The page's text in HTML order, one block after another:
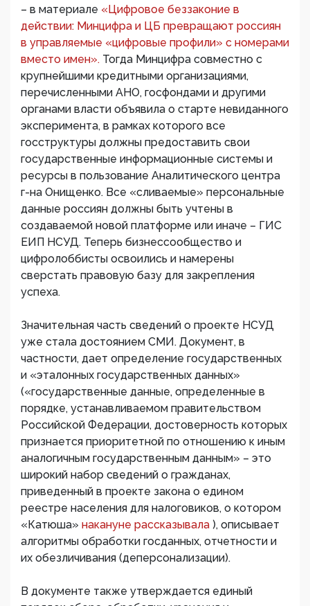
– в материале «Цифровое беззаконие в
действии: Минцифра и ЦБ превращают россиян
в управляемые «цифровые профили» с номерами
вместо имен». Тогда Минцифра совместно с
крупнейшими кредитными организациями,
перечисленными АНО, госфондами и другими
органами власти объявила о старте невиданного
эксперимента, в рамках которого все
госструктуры должны предоставить свои
государственные информационные системы и
ресурсы в пользование Аналитического центра
г-на Онищенко. Все «сливаемые» персональные
данные россиян должны быть учтены в
создаваемой новой платформе или иначе – ГИС
ЕИП НСУД. Теперь бизнессообщество и
цифролоббисты освоились и намерены
сверстать правовую базу для закрепления
успеха.
Значительная часть сведений о проекте НСУД
уже стала достоянием СМИ. Документ, в
частности, дает определение государственных
и «эталонных государственных данных»
(«государственные данные, определенные в
порядке, устанавливаемом правительством
Российской Федерации, достоверность которых
признается приоритетной по отношению к иным
аналогичным государственным данным» – это
широкий набор сведений о гражданах,
приведенный в проекте закона о едином
реестре населения для налоговиков, о котором
«Катюша» накануне рассказывала ), описывает
алгоритмы обработки госданных, отчетности и
их обезличивания (деперсонализации).
В документе также утверждается единый